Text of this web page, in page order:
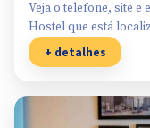
Veja o telefone, site
Hostel que está
+ detalhes